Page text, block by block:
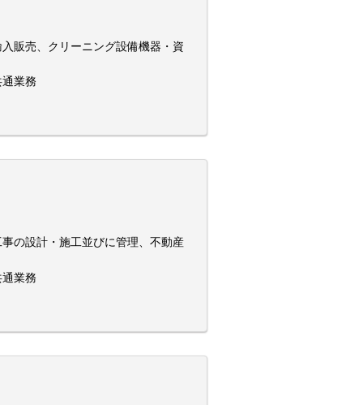
販売、クリーニング設備機器・資
業務
の設計・施工並びに管理、不動産
業務